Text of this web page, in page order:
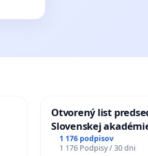
Otvorený list
Slovenskej
mať Vízia Slovenska
chrbticu?
1 176 podpisov
1 176 Podpisy / 30 dni